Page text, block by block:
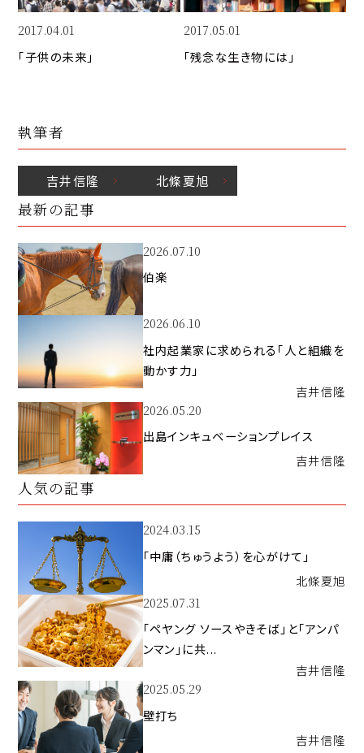
2017.04.01
「子供の未来」
2017.05.01
「残念な生き物には」
執筆者
吉井信隆 北條夏旭
最新の記事
2026.07.10
伯楽
2026.06.10
社内起業家に求められる「人と組織を
動かす力」
吉井信隆
2026.05.20
出島インキュベーションプレイス
吉井信隆
人気の記事
2024.03.15
「中庸（ちゅうよう）を心がけて」
北條夏旭
2025.07.31
「ペヤング ソースやきそば」と「アンパ
ンマン」に共...
吉井信隆
2025.05.29
壁打ち
吉井信隆